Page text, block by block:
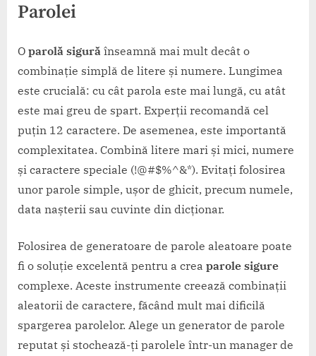
Parolei
O parolă sigură înseamnă mai mult decât o
combinație simplă de litere și numere. Lungimea
este crucială: cu cât parola este mai lungă, cu atât
este mai greu de spart. Experții recomandă cel
puțin 12 caractere. De asemenea, este importantă
complexitatea. Combină litere mari și mici, numere
și caractere speciale (!@#$%^&*). Evitați folosirea
unor parole simple, ușor de ghicit, precum numele,
data nașterii sau cuvinte din dicționar.
Folosirea de generatoare de parole aleatoare poate
fi o soluție excelentă pentru a crea parole sigure
complexe. Aceste instrumente creează combinații
aleatorii de caractere, făcând mult mai dificilă
spargerea parolelor. Alege un generator de parole
reputat și stochează-ți parolele într-un manager de